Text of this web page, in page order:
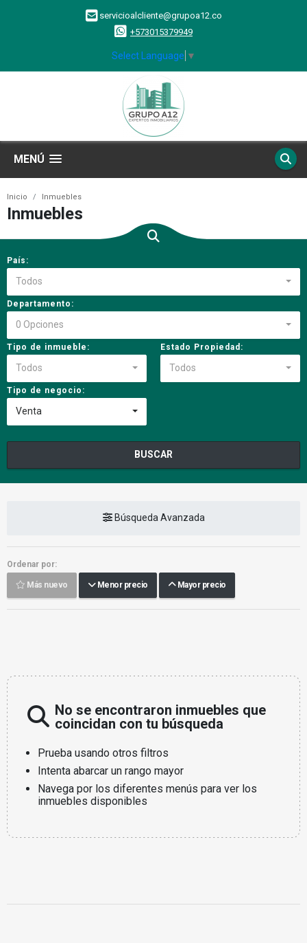
servicioalcliente@grupoa12.co
+573015379949
Select Language ▼
MENÚ
Inicio Inmuebles
Inmuebles
País:
Todos
Departamento:
0 Opciones
Tipo de inmueble:
Todos
Estado Propiedad:
Todos
Tipo de negocio:
Venta
BUSCAR
Búsqueda Avanzada
Ordenar por:
Más nuevo Menor precio Mayor precio
No se encontraron inmuebles que
coincidan con tu búsqueda
Prueba usando otros filtros
Intenta abarcar un rango mayor
Navega por los diferentes menús para ver los
inmuebles disponibles